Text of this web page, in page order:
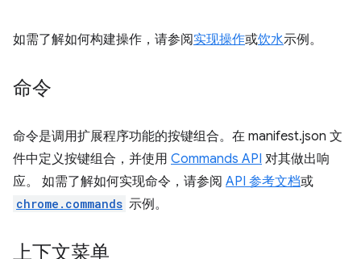
如需了解如何构建操作，请参阅实现操作或饮水示例。
命令
命令是调用扩展程序功能的按键组合。在 manifest.json 文
件中定义按键组合，并使用 Commands API 对其做出响
应。 如需了解如何实现命令，请参阅 API 参考文档或
chrome.commands 示例。
上下文菜单